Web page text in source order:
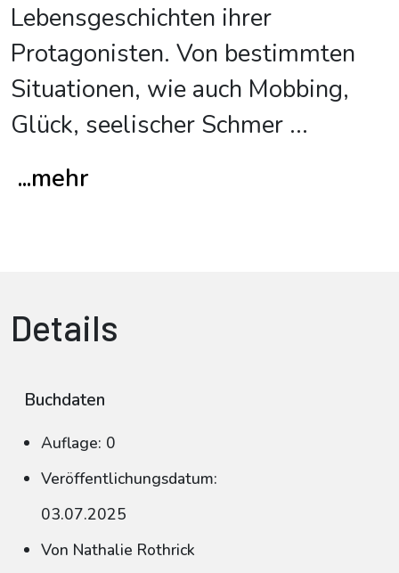
Lebensgeschichten ihrer
Protagonisten. Von bestimmten
Situationen, wie auch Mobbing,
Glück, seelischer Schmer ...
...mehr
Details
Buchdaten
Auflage: 0
Veröffentlichungsdatum:
03.07.2025
Von Nathalie Rothrick